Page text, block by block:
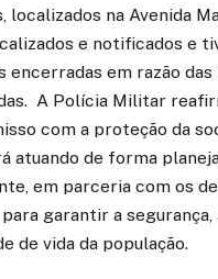
localizados na Avenida
e notificados e
encerradas em razão
A Polícia Militar
com a proteção da
atuando de forma
em parceria com os
garantir a
de vida da população.